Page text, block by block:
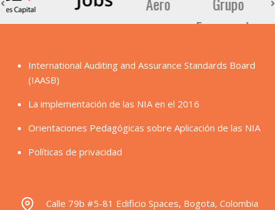
International Auditing and Assurance Standards Board
(IAASB)
La implementación de las NIA en el 2016
Orientaciones Pedagógicas sobre Aplicación de las NIA
Políticas de privacidad
Calle 79b #5-81 Edificio Spaces, Bogota, Colombia